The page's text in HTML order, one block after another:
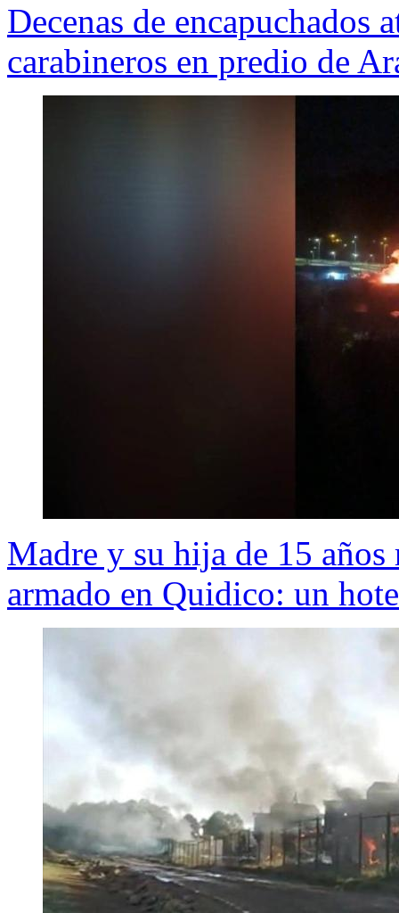
Decenas de encapuchados
carabineros en predio de
Madre y su hija de 15 años
armado en Quidico: un